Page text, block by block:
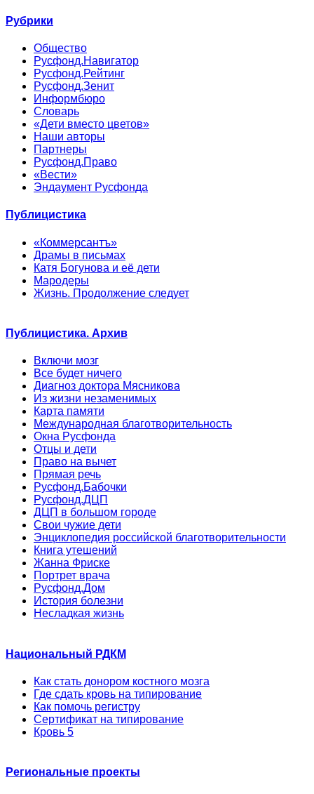
Рубрики
Общество
Русфонд.Навигатор
Русфонд.Рейтинг
Русфонд.Зенит
Информбюро
Словарь
«Дети вместо цветов»
Наши авторы
Партнеры
Русфонд.Право
«Вести»
Эндаумент Русфонда
Публицистика
«Коммерсантъ»
Драмы в письмах
Катя Богунова и её дети
Мародеры
Жизнь. Продолжение следует
Публицистика. Архив
Включи мозг
Все будет ничего
Диагноз доктора Мясникова
Из жизни незаменимых
Карта памяти
Международная благотворительность
Окна Русфонда
Отцы и дети
Право на вычет
Прямая речь
Русфонд.Бабочки
Русфонд.ДЦП
ДЦП в большом городе
Свои чужие дети
Энциклопедия российской благотворительности
Книга утешений
Жанна Фриске
Портрет врача
Русфонд.Дом
История болезни
Несладкая жизнь
Национальный РДКМ
Как стать донором костного мозга
Где сдать кровь на типирование
Как помочь регистру
Сертификат на типирование
Кровь 5
Региональные проекты